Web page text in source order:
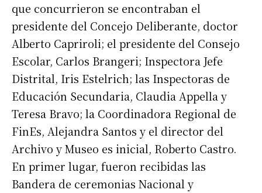
que concurrieron se encontraban el
presidente del Concejo Deliberante, doctor
Alberto Capriroli; el presidente del Consejo
Escolar, Carlos Brangeri; Inspectora Jefe
Distrital, Iris Estelrich; las Inspectoras de
Educación Secundaria, Claudia Appella y
Teresa Bravo; la Coordinadora Regional de
FinEs, Alejandra Santos y el director del
Archivo y Museo es inicial, Roberto Castro.
En primer lugar, fueron recibidas las
Bandera de ceremonias Nacional y